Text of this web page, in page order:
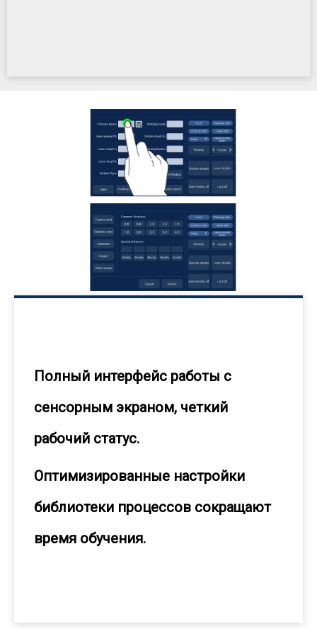
Полный интерфейс работы с
сенсорным экраном, четкий
рабочий статус.
Оптимизированные настройки
библиотеки процессов сокращают
время обучения.